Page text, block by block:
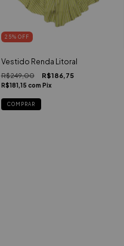
25% OFF
Vestido Renda Litoral
R$249,00 R$186,75
R$181,15 com Pix
COMPRAR